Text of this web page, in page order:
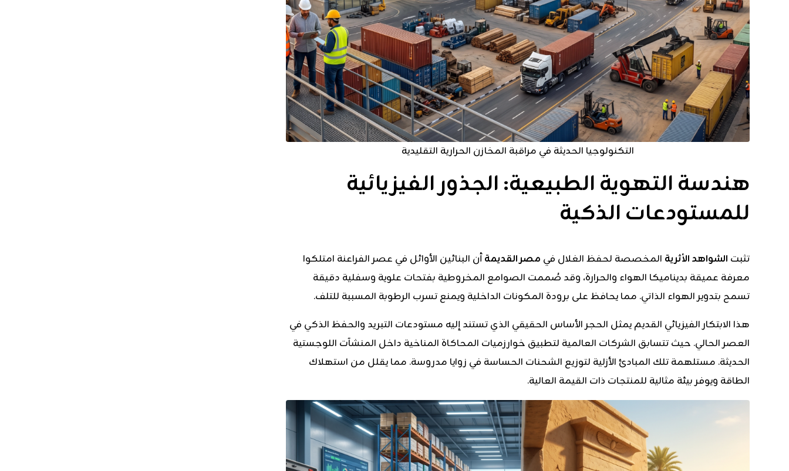
التكنولوجيا الحديثة في مراقبة المخازن الحرارية التقليدية
هندسة التهوية الطبيعية: الجذور الفيزيائية
للمستودعات الذكية
تثبت الشواهد الأثرية المخصصة لحفظ الغلال في مصر القديمةأن البنائين الأوائل في عصر الفراعنة امتلكوا
معرفة عميقة بديناميكا الهواء والحرارة، وقد صُممت الصوامع المخروطية بفتحات علوية وسفلية دقيقة
تسمح بتدوير الهواء الذاتي. مما يحافظ على برودة المكونات الداخلية ويمنع تسرب الرطوبة المسببة للتلف.
هذا الابتكار الفيزيائي القديم يمثل الحجر الأساس الحقيقي الذي تستند إليه مستودعات التبريد والحفظ الذكي في
العصر الحالي. حيث تتسابق الشركات العالمية لتطبيق خوارزميات المحاكاة المناخية داخل المنشآت اللوجستية
الحديثة. مستلهمة تلك المبادئ الأزلية لتوزيع الشحنات الحساسة في زوايا مدروسة. مما يقلل من استهلاك
الطاقة ويوفر بيئة مثالية للمنتجات ذات القيمة العالية.